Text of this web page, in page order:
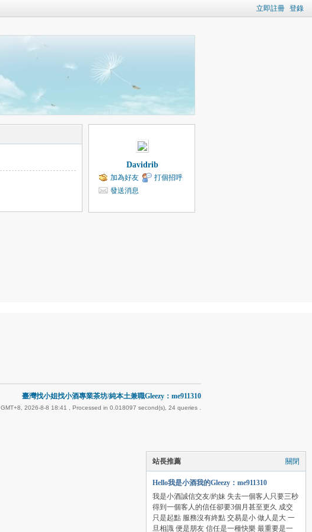
立即註冊 登錄
Davidrib
加為好友
打個招呼
發送消息
關閉
站長推薦
Hello我是小酒我的Gleezy：me911310
我是小酒誠信交友/約妹 失去一個客人只要三秒
得到一個客人的信任卻要3個月甚至更久 成交
只是起點 服務沒有終點 交易是小 做人是大 一
旦相識 便是朋友 信任是一種快樂 最重要是一
臺灣找小姐找小酒專業茶坊/純本土兼職Gleezy：me911310
GMT+8, 2026-8-8 18:41 , Processed in 0.018097 second(s), 24 queries .